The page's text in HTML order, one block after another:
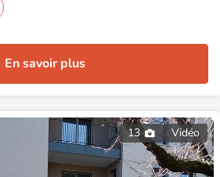
En savoir plus
13 Vidéo